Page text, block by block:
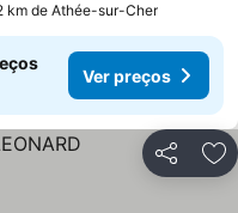
km de Athée-sur-Cher
Ver preços
Partilhar